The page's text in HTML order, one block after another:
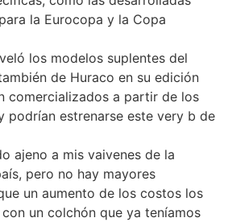
la Eurocopa y la Copa
los modelos suplentes del
de Huraco en su edición
comercializados a partir de los
podrían estrenarse este very b de
ajeno a mis vaivenes de la
pero no hay mayores
un aumento de los costos los
un colchón que ya teníamos